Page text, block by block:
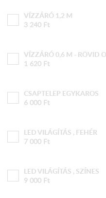
VÍZZÁRÓ 1,2 M
3 240 Ft
VÍZZÁRÓ 0,6 M - RÖVID
1 620 Ft
CSAPTELEP EGYKAROS
6 000 Ft
LED VILÁGÍTÁS , FEHÉR
7 000 Ft
LED VILÁGÍTÁS , SZÍNES
9 000 Ft